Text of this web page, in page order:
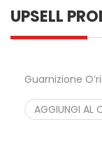
UPSELL
Guarnizione
AGGIUNGI AL